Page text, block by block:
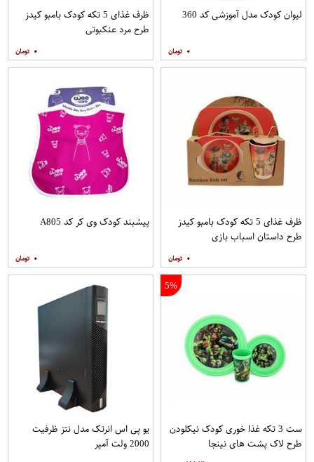
لیوان کودک مدل آموزشی کد 360
۰
ظرف غذای 5 تکه کودک بامبو کیدز
طرح مرد عنکبوتی
۰
ظرف غذای 5 تکه کودک بامبو کیدز
طرح داستان اسباب بازی
۰
پیشبند کودک وی کر کد A805
۰
5%
ست 3 تکه غذا خوری کودک نیکلودن
طرح لاک پشت های نینجا
یو پی اس انرتک مدل نتز ظرفیت
2000 ولت آمپر